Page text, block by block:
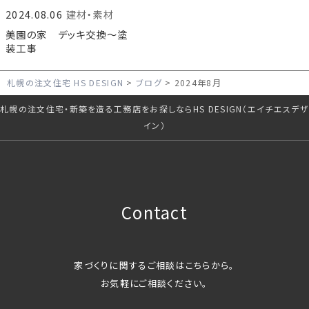
2024.08.06 建材・素材
美園の家 デッキ交換〜塗
装工事
札幌の注文住宅 HS DESIGN ブログ 2024年8月
札幌の注文住宅・新築を造る工務店をお探しならHS DESIGN（エイチエスデザ
イン）
Contact
家づくりに関するご相談はこちらから。
お気軽にご相談ください。